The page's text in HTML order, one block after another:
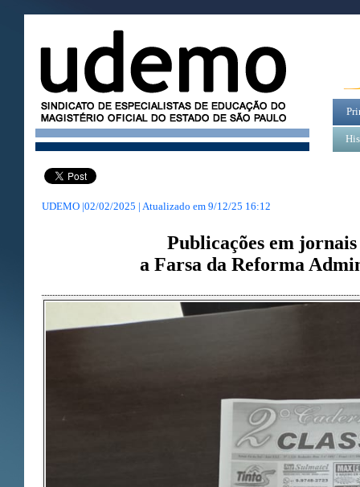
UDEMO |02/02/2025 | Atualizado em 9/12/25 16:12
Publicações em jornais
a Farsa da Reforma